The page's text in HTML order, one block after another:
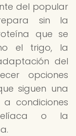
del popular
sin la
que se
el trigo, la
del
opciones
siguen una
condiciones
o la